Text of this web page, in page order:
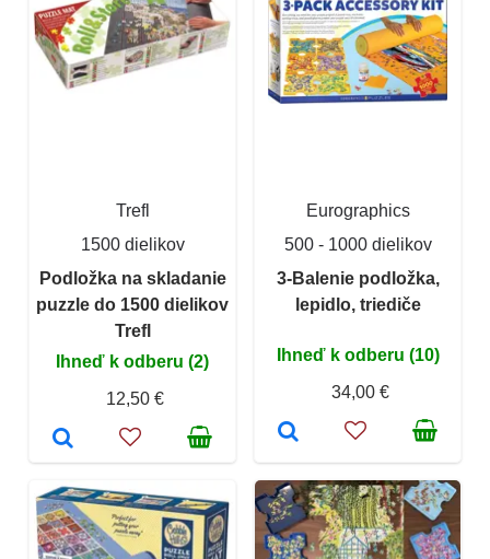
Trefl
1500 dielikov
Podložka na skladanie
puzzle do 1500 dielikov
Trefl
Ihneď k odberu (2)
12,50 €
Eurographics
500 - 1000 dielikov
3-Balenie podložka,
lepidlo, triediče
Ihneď k odberu (10)
34,00 €